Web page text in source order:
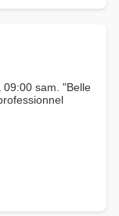
09:00 sam. "Belle